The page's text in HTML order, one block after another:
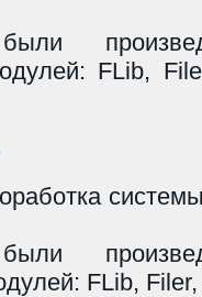
были
FLib,
были
FLib,